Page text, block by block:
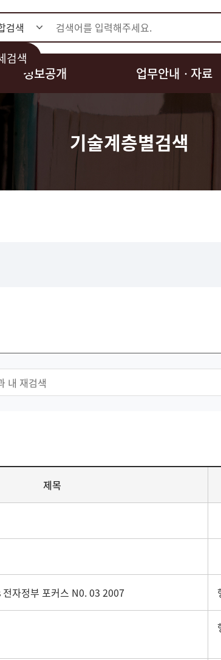
검색
정보공개 업무안내ㆍ자료
기술계층별검색
제목
자정부 포커스 N0. 03 2007